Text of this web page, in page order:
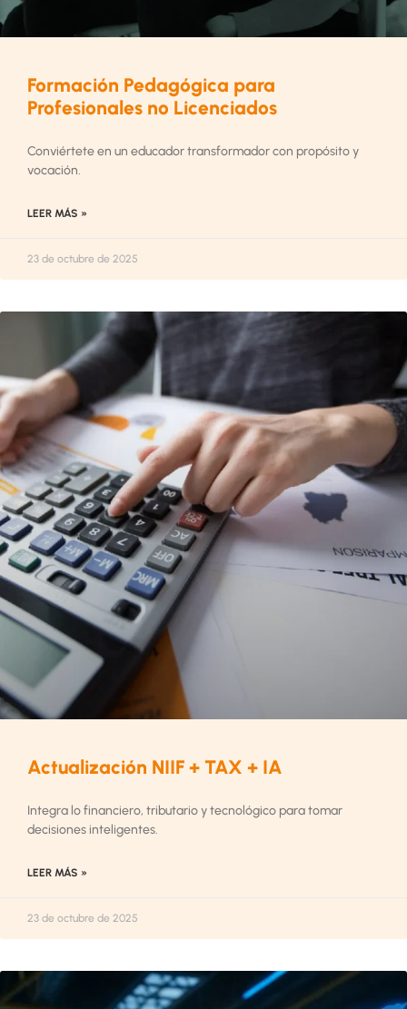
Formación Pedagógica para
Profesionales no Licenciados
Conviértete en un educador transformador con propósito y
vocación.
LEER MÁS »
23 de octubre de 2025
Actualización NIIF + TAX + IA
Integra lo financiero, tributario y tecnológico para tomar
decisiones inteligentes.
LEER MÁS »
23 de octubre de 2025